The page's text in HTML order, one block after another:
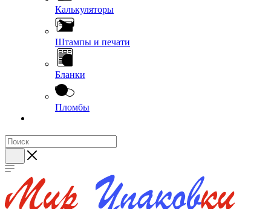
Калькуляторы
Штампы и печати
Бланки
Пломбы